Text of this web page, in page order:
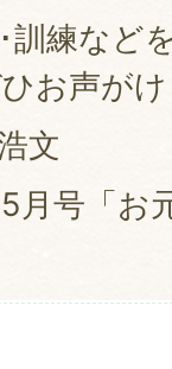
練など
お声が
文
月号「お